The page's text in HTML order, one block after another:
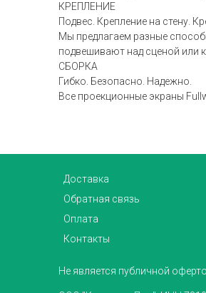
КРЕПЛЕНИЕ
Подвес. Крепление на стену.
Мы предлагаем разные
подвешивают над сценой или
СБОРКА
Гибко. Безопасно. Надежно.
Все проекционные экраны
Доставка
Обратная связь
Оплата
Контакты
Не является публичной